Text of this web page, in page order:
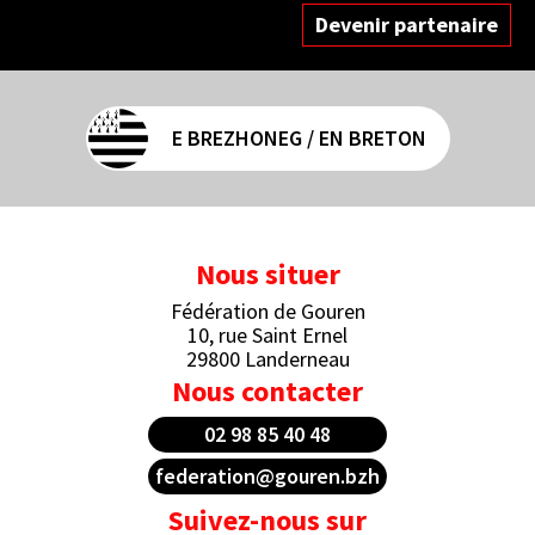
Devenir partenaire
E BREZHONEG / EN BRETON
Nous situer
Fédération de Gouren
10, rue Saint Ernel
29800 Landerneau
Nous contacter
02 98 85 40 48
federation@gouren.bzh
Suivez-nous sur